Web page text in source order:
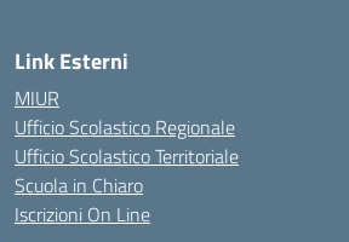
Link Esterni
MIUR
Ufficio Scolastico Regionale
Ufficio Scolastico Territoriale
Scuola in Chiaro
Iscrizioni On Line